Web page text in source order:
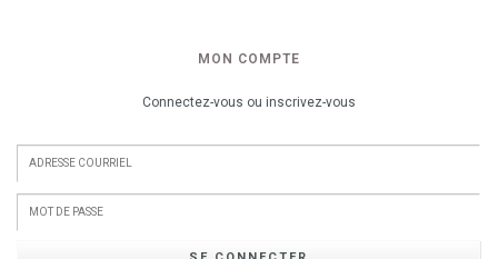
MON COMPTE
Connectez-vous ou inscrivez-vous